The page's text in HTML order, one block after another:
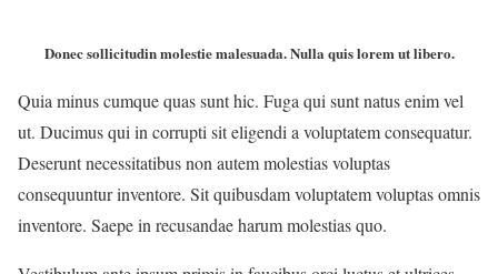
Donec sollicitudin molestie malesuada. Nulla quis lorem ut libero.
Quia minus cumque quas sunt hic. Fuga qui sunt natus enim vel
ut. Ducimus qui in corrupti sit eligendi a voluptatem consequatur.
Deserunt necessitatibus non autem molestias voluptas
consequuntur inventore. Sit quibusdam voluptatem voluptas omnis
inventore. Saepe in recusandae harum molestias quo.